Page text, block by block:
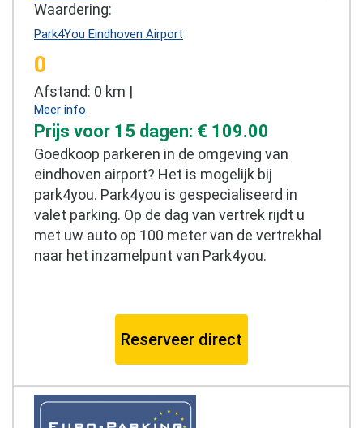
Waardering:
Park4You Eindhoven Airport
0
Afstand: 0 km |
Meer info
Prijs voor 15 dagen: € 109.00
Goedkoop parkeren in de omgeving van
eindhoven airport? Het is mogelijk bij
park4you. Park4you is gespecialiseerd in
valet parking. Op de dag van vertrek rijdt u
met uw auto op 100 meter van de vertrekhal
naar het inzamelpunt van Park4you.
Reserveer direct